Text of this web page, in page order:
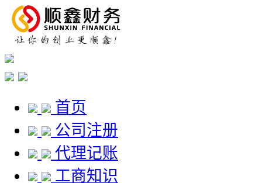
首页
公司注册
代理记账
工商知识